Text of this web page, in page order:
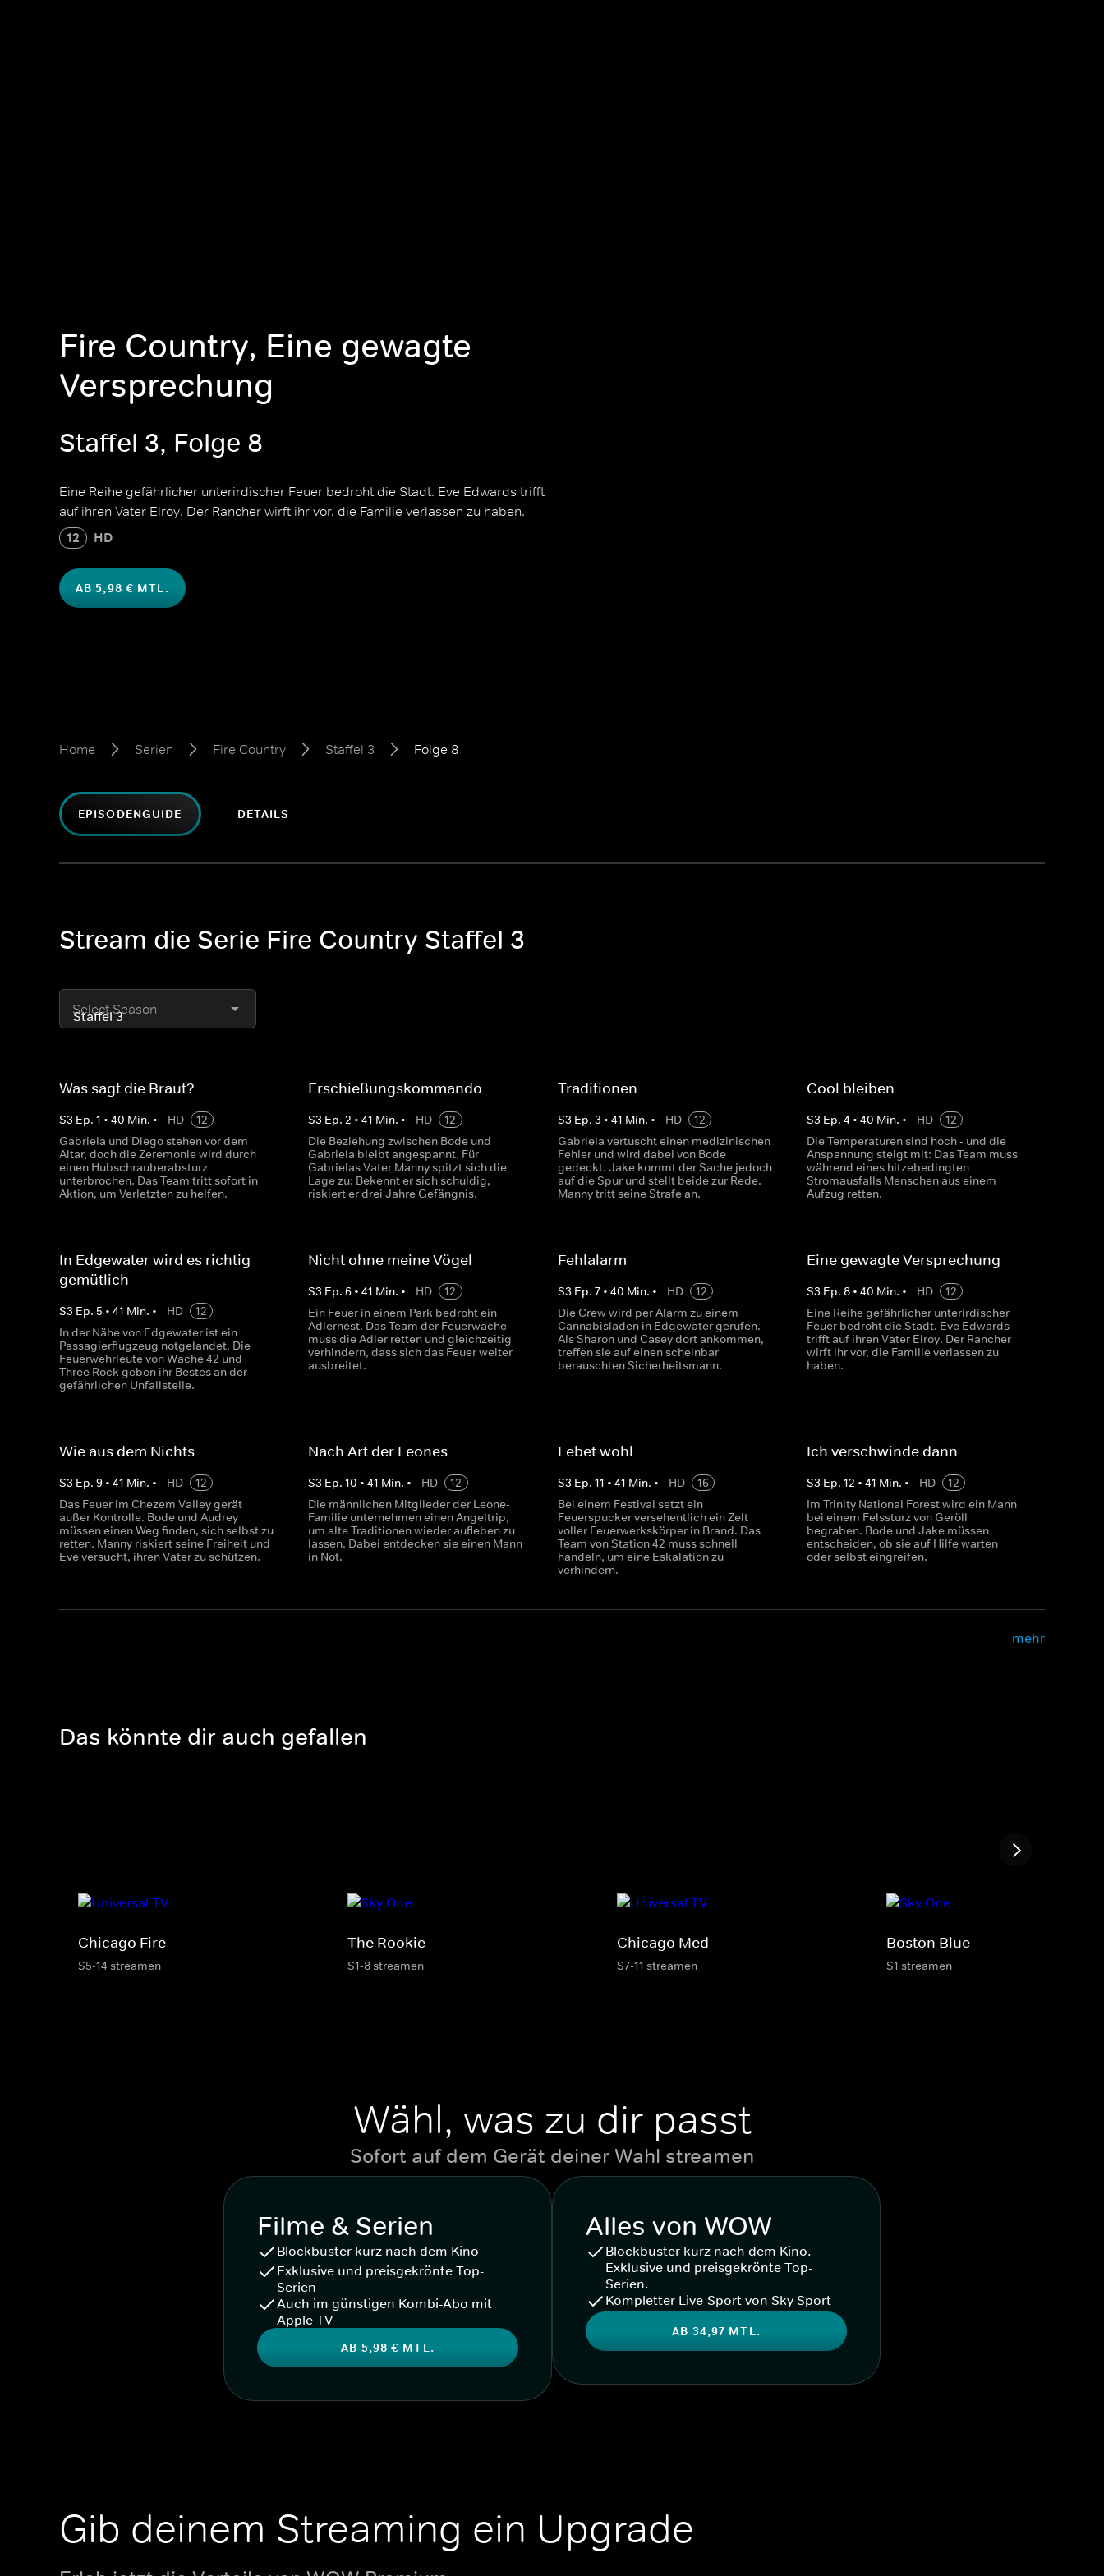
Fire Country, Eine gewagte
Versprechung
Staffel 3, Folge 8
Eine Reihe gefährlicher unterirdischer Feuer bedroht die Stadt. Eve Edwards trifft
auf ihren Vater Elroy. Der Rancher wirft ihr vor, die Familie verlassen zu haben.
12 HD
AB 5,98 € MTL.
Home Serien Fire Country Staffel 3 Folge 8
EPISODENGUIDE DETAILS
Stream die Serie Fire Country Staffel 3
Select Season
Was sagt die Braut?
S3 Ep. 1 • 40 Min. • HD
12
Gabriela und Diego stehen vor dem
Altar, doch die Zeremonie wird durch
einen Hubschrauberabsturz
unterbrochen. Das Team tritt sofort in
Aktion, um Verletzten zu helfen.
Erschießungskommando
S3 Ep.2 •41 Min. • HD
12
Die Beziehung zwischen Bode und
Gabriela bleibt angespannt. Für
Gabrielas Vater Manny spitzt sich die
Lage zu: Bekennt er sich schuldig,
riskiert er drei Jahre Gefängnis.
Traditionen
S3 Ep. 3 • 41 Min. • HD
12
Gabriela vertuscht einen medizinischen
Fehler und wird dabei von Bode
gedeckt. Jake kommt der Sache jedoch
auf die Spur und stellt beide zur Rede.
Manny tritt seine Strafe an.
Cool bleiben
S3 Ep. 4 • 40 Min. • HD
12
Die Temperaturen sind hoch - und die
Anspannung steigt mit: Das Team muss
während eines hitzebedingten
Stromausfalls Menschen aus einem
Aufzug retten.
In Edgewater wird es richtig
gemütlich
S3 Ep. 5 • 41 Min. • HD
12
In der Nähe von Edgewater ist ein
Passagierflugzeug notgelandet. Die
Feuerwehrleute von Wache 42 und
Three Rock geben ihr Bestes an der
gefährlichen Unfallstelle.
Nicht ohne meine Vögel
S3 Ep.6 •41 Min. • HD
12
Ein Feuer in einem Park bedroht ein
Adlernest. Das Team der Feuerwache
muss die Adler retten und gleichzeitig
verhindern, dass sich das Feuer weiter
ausbreitet.
Fehlalarm
S3 Ep. 7• 40 Min. • HD
12
Die Crew wird per Alarm zu einem
Cannabisladen in Edgewater gerufen.
Als Sharon und Casey dort ankommen,
treffen sie auf einen scheinbar
berauschten Sicherheitsmann.
Eine gewagte Versprechung
S3 Ep. 8• 40 Min. • HD
12
Eine Reihe gefährlicher unterirdischer
Feuer bedroht die Stadt. Eve Edwards
trifft auf ihren Vater Elroy. Der Rancher
wirft ihr vor, die Familie verlassen zu
haben.
Wie aus dem Nichts
S3 Ep. 9 • 41 Min. • HD
12
Das Feuer im Chezem Valley gerät
außer Kontrolle. Bode und Audrey
müssen einen Weg finden, sich selbst zu
retten. Manny riskiert seine Freiheit und
Eve versucht, ihren Vater zu schützen.
Nach Art der Leones
S3 Ep.10 •41 Min. • HD
12
Die männlichen Mitglieder der Leone-
Familie unternehmen einen Angeltrip,
um alte Traditionen wieder aufleben zu
lassen. Dabei entdecken sie einen Mann
in Not.
Lebet wohl
S3 Ep. 11 • 41 Min. • HD
16
Bei einem Festival setzt ein
Feuerspucker versehentlich ein Zelt
voller Feuerwerkskörper in Brand. Das
Team von Station 42 muss schnell
handeln, um eine Eskalation zu
verhindern.
Ich verschwinde dann
S3 Ep. 12 • 41 Min. • HD
12
Im Trinity National Forest wird ein Mann
bei einem Felssturz von Geröll
begraben. Bode und Jake müssen
entscheiden, ob sie auf Hilfe warten
oder selbst eingreifen.
mehr
Das könnte dir auch gefallen
Chicago Fire
S5-14 streamen
The Rookie
S1-8 streamen
Chicago Med
S7-11 streamen
Boston Blue
S1 streamen
Wähl, was zu dir passt
Sofort auf dem Gerät deiner Wahl streamen
Filme & Serien
Blockbuster kurz nach dem Kino
Exklusive und preisgekrönte Top-
Serien
Auch im günstigen Kombi-Abo mit
Apple TV
AB 5,98 € MTL.
Alles von WOW
Blockbuster kurz nach dem Kino.
Exklusive und preisgekrönte Top-
Serien.
Kompletter Live-Sport von Sky Sport
AB 34,97 MTL.
Gib deinem Streaming ein Upgrade